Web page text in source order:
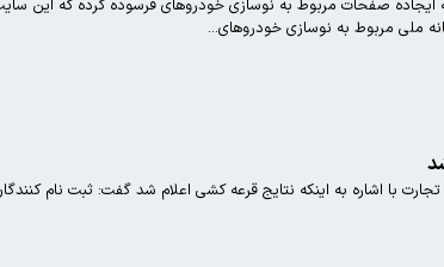
ایجاده صفحات مربوط به نوسازی خودروهای فرسوده کرده که این
ملی مربوط به نوسازی خودروهای...
با اشاره به اینکه نتایج قرعه کشی اعلام شد گفت: ثبت نام